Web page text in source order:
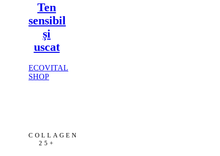
Ten
sensibil
și
uscat
ECOVITAL
SHOP
COLLAGEN
25+